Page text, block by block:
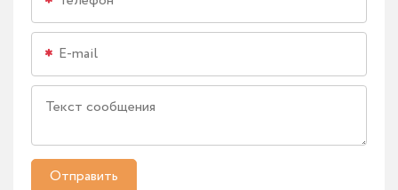
Отправить